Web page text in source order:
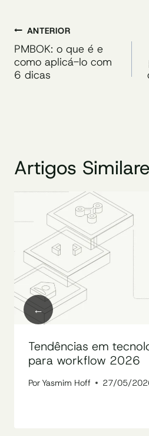
Navegação
de
Post
ANTERIOR
PMBOK: o que é e
como aplicá-lo com
6 dicas
Artigos
Tendências em
para workflow 2026
Por Yasmim Hoff 27/05/